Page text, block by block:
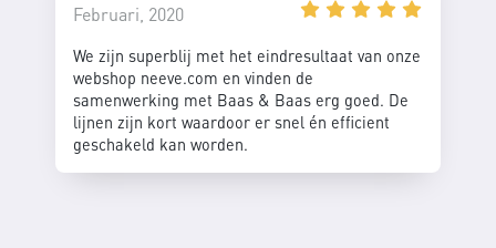
Februari, 2020
We zijn superblij met het eindresultaat van onze
webshop neeve.com en vinden de
samenwerking met Baas & Baas erg goed. De
lijnen zijn kort waardoor er snel én efficient
geschakeld kan worden.